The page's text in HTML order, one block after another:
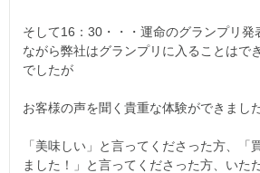
そして16：30・・・運命のグランプリ発
ながら弊社はグランプリに入ることはで
でしたが
お客様の声を聞く貴重な体験ができました
「美味しい」と言ってくださった方、「
ました！」と言ってくださった方、いた